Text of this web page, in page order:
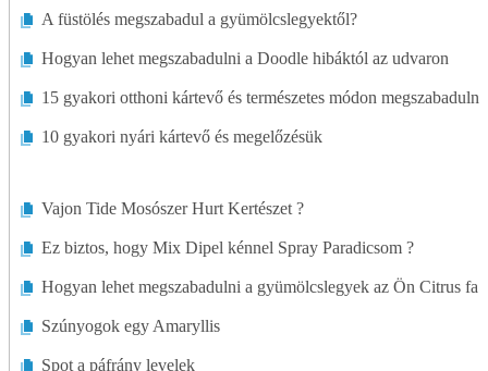
A füstölés megszabadul a gyümölcslegyektől?
Hogyan lehet megszabadulni a Doodle hibáktól az udvaron
15 gyakori otthoni kártevő és természetes módon
10 gyakori nyári kártevő és megelőzésük
Vajon Tide Mosószer Hurt Kertészet ?
Ez biztos, hogy Mix Dipel kénnel Spray Paradicsom ?
Hogyan lehet megszabadulni a gyümölcslegyek az Ön Citrus fa
Szúnyogok egy Amaryllis
Spot a páfrány levelek